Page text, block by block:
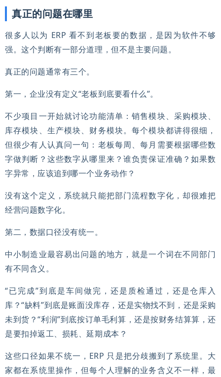
真正的问题在哪里
很多人以为 ERP 看不到老板要的数据，是因为软件不够
强。这个判断有一部分道理，但不是主要问题。
真正的问题通常有三个。
第一，企业没有定义“老板到底要看什么”。
不少项目一开始就讨论功能清单：销售模块、采购模块、
库存模块、生产模块、财务模块。每个模块都讲得很细，
但很少有人认真问一句：老板每周、每月需要根据哪些数
字做判断？这些数字从哪里来？谁负责保证准确？如果数
字异常，应该追到哪一个业务动作？
没有这个定义，系统就只能把部门流程数字化，却很难把
经营问题数字化。
第二，数据口径没有统一。
中小制造业最容易出问题的地方，就是一个词在不同部门
有不同含义。
“已完成”到底是车间做完，还是质检通过，还是仓库入
库？“缺料”到底是账面没库存，还是实物找不到，还是采购
未到货？“利润”到底按订单毛利算，还是按财务结算算，还
是要扣掉返工、损耗、延期成本？
这些口径如果不统一，ERP 只是把分歧搬到了系统里。大
家都在系统里操作，但每个人理解的业务含义不一样，最